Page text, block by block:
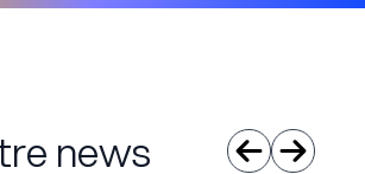
news